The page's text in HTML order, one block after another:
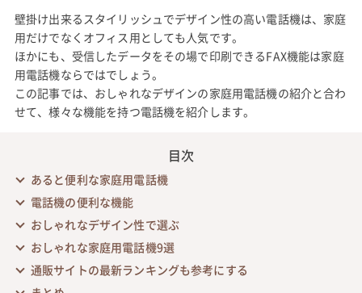
壁掛け出来るスタイリッシュでデザイン性の高い電話機は、家庭
用だけでなくオフィス用としても人気です。
ほかにも、受信したデータをその場で印刷できるFAX機能は家庭
用電話機ならではでしょう。
この記事では、おしゃれなデザインの家庭用電話機の紹介と合わ
せて、様々な機能を持つ電話機を紹介します。
目次
あると便利な家庭用電話機
電話機の便利な機能
おしゃれなデザイン性で選ぶ
おしゃれな家庭用電話機9選
通販サイトの最新ランキングも参考にする